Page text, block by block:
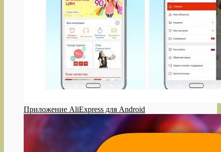
Приложение AliExpress для Android